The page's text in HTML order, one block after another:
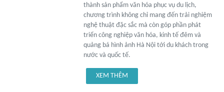
thành sản phẩm văn hóa phục vụ du lịch,
chương trình không chỉ mang đến trải nghiệm
nghệ thuật đặc sắc mà còn góp phần phát
triển công nghiệp văn hóa, kinh tế đêm và
quảng bá hình ảnh Hà Nội tới du khách trong
nước và quốc tế.
XEM THÊM